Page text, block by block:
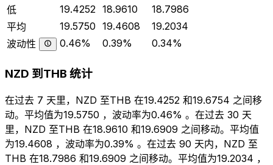
低
19.4252 18.9610
18.7986
平均
19.5750 19.4608
19.2034
波动性
0.46% 0.39% 0.34%
NZD 到THB 统计
在过去 7 天里，NZD 至THB 在19.4252 和19.6754 之间移
动。平均值为19.5750 ，波动率为0.46% 。在过去 30 天
里，NZD 至THB 在18.9610 和19.6909 之间移动。平均值
为19.4608 ，波动率为0.39% 。在过去 90 天内，NZD 至
THB 在18.7986 和19.6909 之间移动。平均值为19.2034 ，